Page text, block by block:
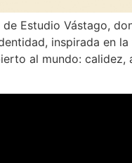
Estudio Vástago,
inspirada en
al mundo: